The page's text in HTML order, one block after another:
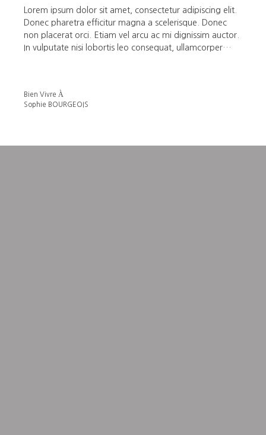
Lorem ipsum dolor sit amet, consectetur adipiscing elit.
Donec pharetra efficitur magna a scelerisque. Donec
non placerat orci. Etiam vel arcu ac mi dignissim auctor.
In vulputate nisi lobortis leo consequat, ullamcorper
rhoncus velit laoreet non.
Bien Vivre À
Sophie BOURGEOIS